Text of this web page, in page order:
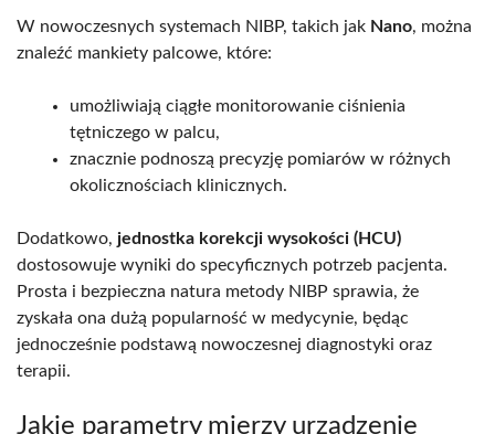
W nowoczesnych systemach NIBP, takich jak Nano, można
znaleźć mankiety palcowe, które:
umożliwiają ciągłe monitorowanie ciśnienia
tętniczego w palcu,
znacznie podnoszą precyzję pomiarów w różnych
okolicznościach klinicznych.
Dodatkowo, jednostka korekcji wysokości (HCU)
dostosowuje wyniki do specyficznych potrzeb pacjenta.
Prosta i bezpieczna natura metody NIBP sprawia, że
zyskała ona dużą popularność w medycynie, będąc
jednocześnie podstawą nowoczesnej diagnostyki oraz
terapii.
Jakie parametry mierzy urządzenie